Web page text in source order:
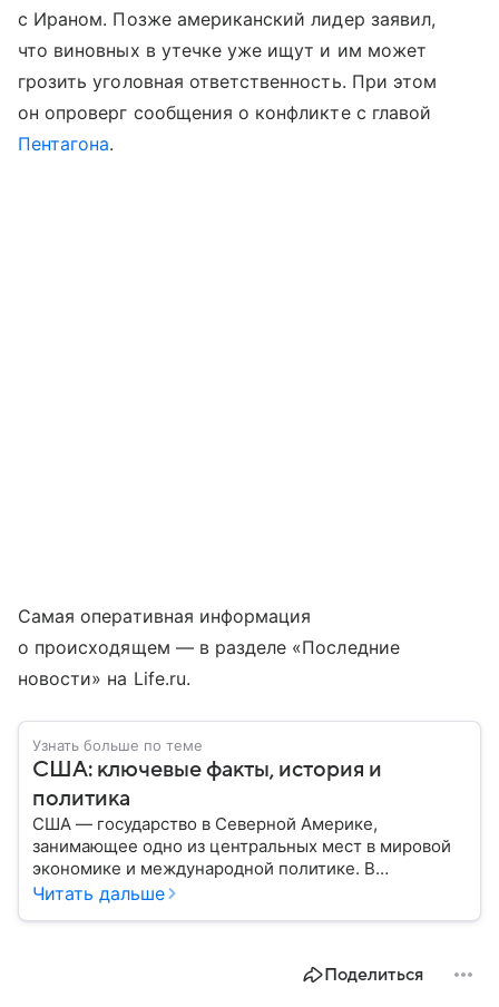
с Ираном. Позже американский лидер заявил,
что виновных в утечке уже ищут и им может
грозить уголовная ответственность. При этом
он опроверг сообщения о конфликте с главой
Пентагона.
Самая оперативная информация
о происходящем — в разделе «Последние
новости» на Life.ru.
Узнать больше по теме
США: ключевые факты, история и
политика
США — государство в Северной Америке,
занимающее одно из центральных мест в мировой
экономике и международной политике. В
материале — основные сведения об этой стране.
Читать дальше
Поделиться